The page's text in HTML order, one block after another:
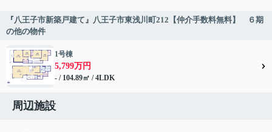
『八王子市新築戸建て』八王子市東浅川町212【仲介手数料無料】 ６期
の他の物件
1号棟
5,799万円
- / 104.89㎡ / 4LDK
周辺施設